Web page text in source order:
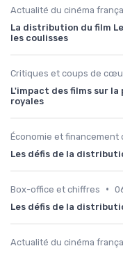
Actualité du cinéma
La distribution du film
les coulisses
Critiques et coups de
L'impact des films sur
royales
Économie et financement
Les défis de la
Box-office et chiffres •
Les défis de la
Actualité du cinéma